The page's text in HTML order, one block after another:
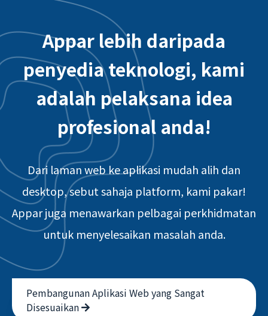
Appar lebih daripada
penyedia teknologi, kami
adalah pelaksana idea
profesional anda!
Dari laman web ke aplikasi mudah alih dan
desktop, sebut sahaja platform, kami pakar!
Appar juga menawarkan pelbagai perkhidmatan
untuk menyelesaikan masalah anda.
Pembangunan Aplikasi Web yang Sangat
Disesuaikan